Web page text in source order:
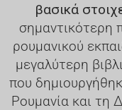
βασικά
σημαντικότερη
ρουμανικού
μεγαλύτερη
που
Ρουμανία και τη